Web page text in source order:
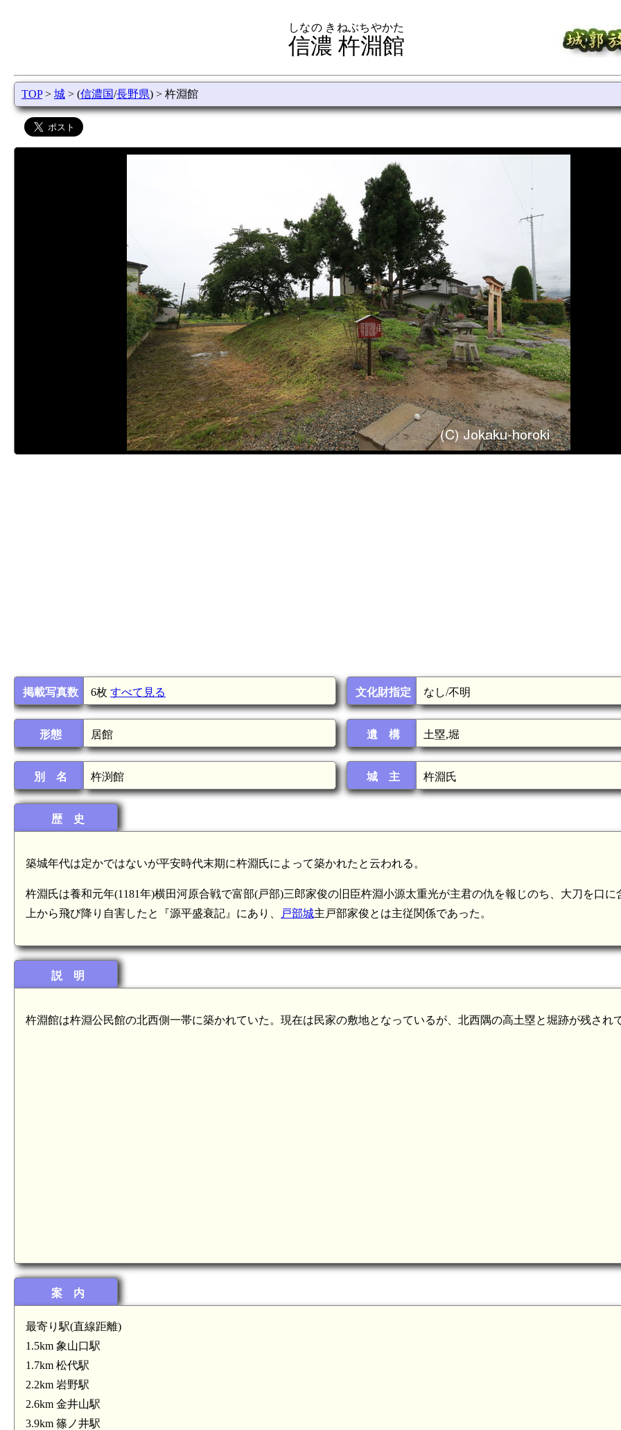
信濃 杵淵館
しなの きねぶちやかた
TOP> 城 > (信濃国/長野県) > 杵淵館
掲載写真数 6枚 すべて見る
形態 居館
別 名 杵渕館
文化財指定 なし/不明
遺 構 土塁,堀
城 主 杵淵氏
歴 史
築城年代は定かではないが平安時代末期に杵淵氏によって築かれたと云われる。
杵淵氏は養和元年(1181年)横田河原合戦で富部(戸部)三郎家俊の旧臣杵淵小源太重光が主君の仇を報じのち、大刀を口に
上から飛び降り自害したと『源平盛衰記』にあり、
戸部城主戸部家俊とは主従関係であった。
説 明
杵淵館は杵淵公民館の北西側一帯に築かれていた。現在は民家の敷地となっているが、北西隅の高土塁と堀跡が残され
案 内
最寄り駅(直線距離)
1.5km 象山口駅
1.7km 松代駅
2.2km 岩野駅
2.6km 金井山駅
3.9km 篠ノ井駅